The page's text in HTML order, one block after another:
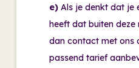
e) Als je denkt dat je
heeft dat buiten deze
dan contact met ons
passend tarief